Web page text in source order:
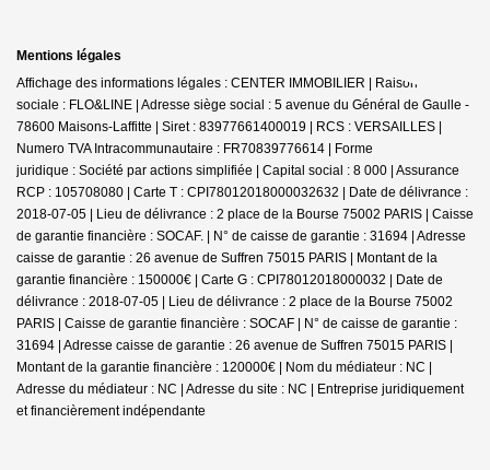
Mentions légales
Affichage des informations légales : CENTER IMMOBILIER | Raison
sociale : FLO&LINE | Adresse siège social : 5 avenue du Général de Gaulle -
78600 Maisons-Laffitte | Siret : 83977661400019 | RCS : VERSAILLES |
Numero TVA Intracommunautaire : FR70839776614 | Forme
juridique : Société par actions simplifiée | Capital social : 8 000 | Assurance
RCP : 105708080 | Carte T : CPI78012018000032632 | Date de délivrance :
2018-07-05 | Lieu de délivrance : 2 place de la Bourse 75002 PARIS | Caisse
de garantie financière : SOCAF. | N° de caisse de garantie : 31694 | Adresse
caisse de garantie : 26 avenue de Suffren 75015 PARIS | Montant de la
garantie financière : 150000€ | Carte G : CPI78012018000032 | Date de
délivrance : 2018-07-05 | Lieu de délivrance : 2 place de la Bourse 75002
PARIS | Caisse de garantie financière : SOCAF | N° de caisse de garantie :
31694 | Adresse caisse de garantie : 26 avenue de Suffren 75015 PARIS |
Montant de la garantie financière : 120000€ | Nom du médiateur : NC |
Adresse du médiateur : NC | Adresse du site : NC | Entreprise juridiquement
et financièrement indépendante